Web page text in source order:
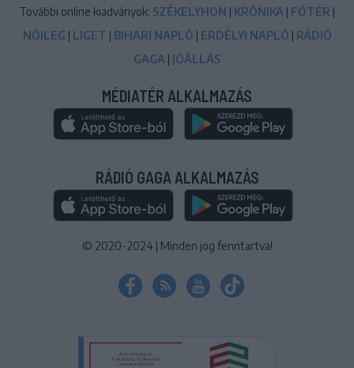
További online kiadványok: SZÉKELYHON | KRÓNIKA | FŐTÉR |
NŐILEG | LIGET | BIHARI NAPLÓ | ERDÉLYI NAPLÓ | RÁDIÓ
GAGA | JÓÁLLÁS
MÉDIATÉR ALKALMAZÁS
RÁDIÓ GAGA ALKALMAZÁS
© 2020-2024 | Minden jog fenntartva!